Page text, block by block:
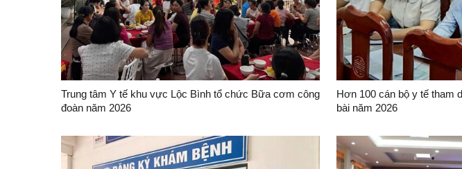
Trung tâm Y tế khu vực Lộc Bình tổ chức Bữa cơm công
đoàn năm 2026
Hơn 100 cán bộ y tế tham
bài năm 2026